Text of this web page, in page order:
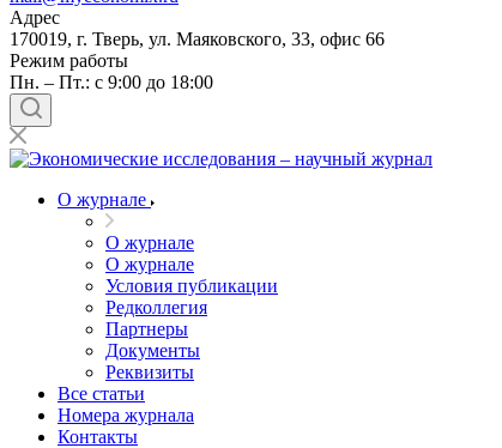
Адрес
170019, г. Тверь, ул. Маяковского, 33, офис 66
Режим работы
Пн. – Пт.: с 9:00 до 18:00
О журнале
О журнале
О журнале
Условия публикации
Редколлегия
Партнеры
Документы
Реквизиты
Все статьи
Номера журнала
Контакты